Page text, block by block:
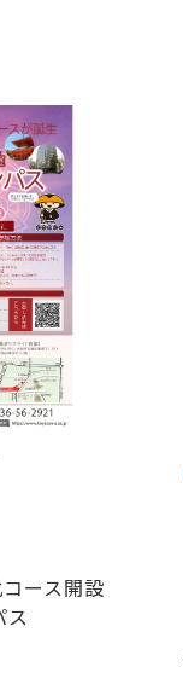
ース開設
ス